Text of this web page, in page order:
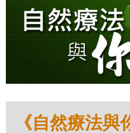
《自然療法